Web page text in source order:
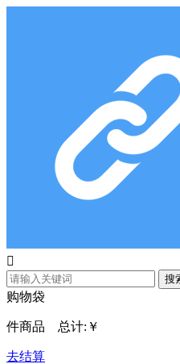

搜
购物袋
件商品 总计: ￥
去结算